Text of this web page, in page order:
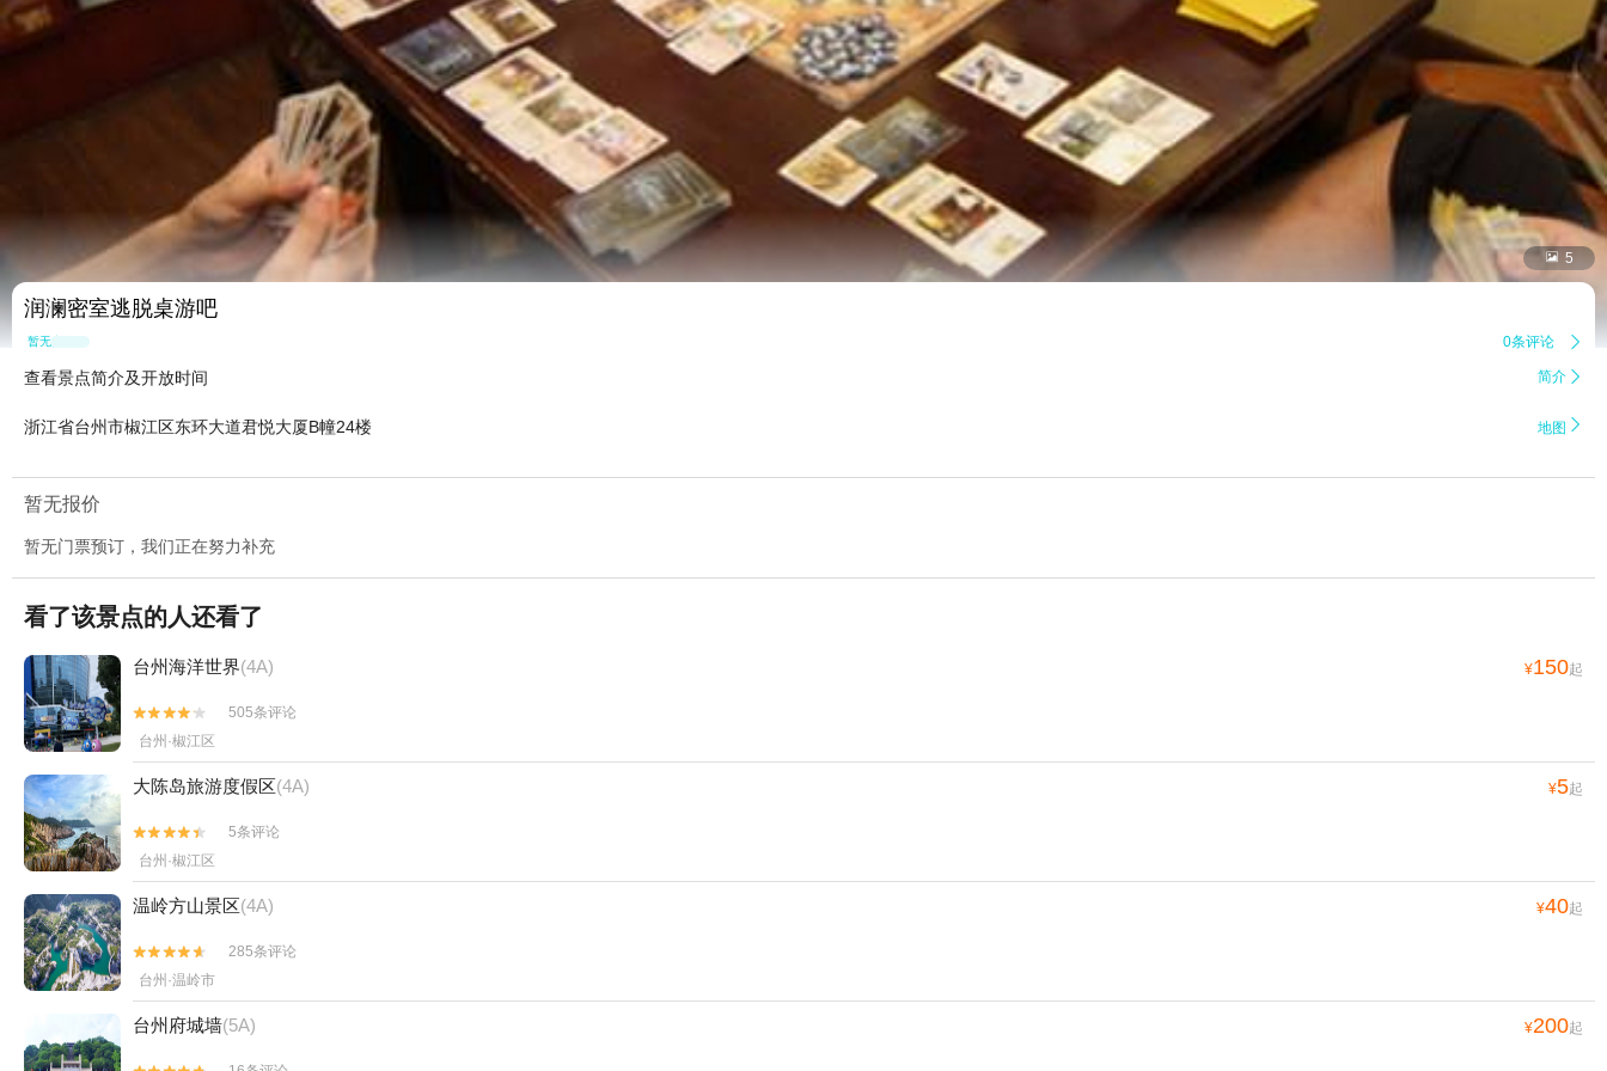
 5
润澜密室逃脱桌游吧
暂无点评 0条评论 
查看景点简介及开放时间 简介 
浙江省台州市椒江区东环大道君悦大厦B幢24楼 地图 
暂无报价
暂无门票预订，我们正在努力补充
看了该景点的人还看了
台州海洋世界(4A) ¥150起


505条评论
台州·椒江区
大陈岛旅游度假区(4A) ¥5起


5条评论
台州·椒江区
温岭方山景区(4A) ¥40起


285条评论
台州·温岭市
台州府城墙(5A) ¥200起